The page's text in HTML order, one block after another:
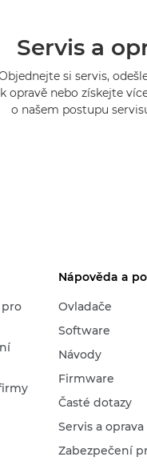
Servis a
si servis,
k opravě nebo získejte
o našem postupu
Nápověda a
Ovladače
Software
Návody
Firmware
Časté dotazy
Servis a oprava
Zabezpečení